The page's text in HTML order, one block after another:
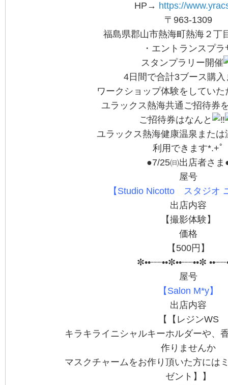
HP→ https://
〒963-1309
福島県郡山市熱海町熱海２丁
・エントランスプラ
スタンプラリー開催
4日間で合計3ブース購入
ワークショップ体験をしてい
ユラックス熱海共通ご招待券
ご招待券はなんと
ユラックス熱海健康温泉または
利用できます*.+ﾟ
●7/25㈰出店者さま
屋号
【Studio Nicotto スタジオ
出店内容
【撮影体験】
価格
【500円】
✼••┈┈••✼••┈┈••✼
屋号
【Salon M*y】
出店内容
【【レジンWS
キラキライニシャルキーホルダーや、
作りませんか
マスクチャームをお作り頂いた方には
ゼント】】